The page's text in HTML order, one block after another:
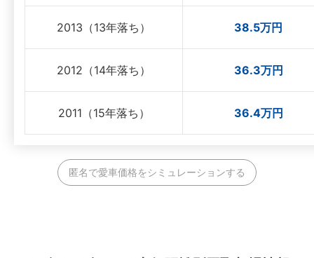
2013（13年落ち） 38.5万円
2012（14年落ち） 36.3万円
2011（15年落ち） 36.4万円
匿名で愛車価格をシミュレーションする